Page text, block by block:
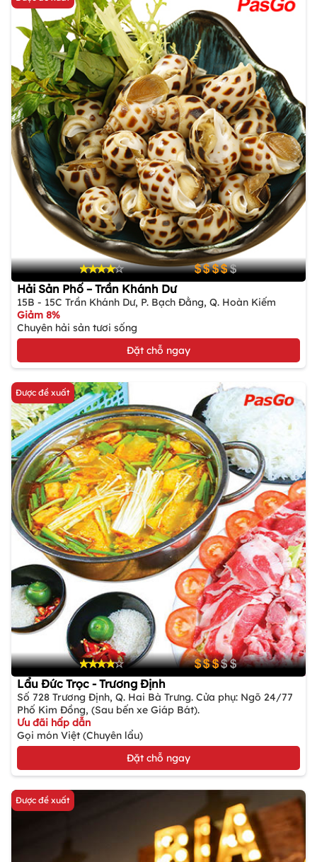
Hải Sản Phố – Trần Khánh Dư
15B - 15C Trần Khánh Dư, P. Bạch Đằng, Q. Hoàn Kiếm
Giảm 8%
Chuyên hải sản tươi sống
Đặt chỗ ngay
Được đề xuất
Lẩu Đức Trọc - Trương Định
Số 728 Trương Định, Q. Hai Bà Trưng. Cửa phụ: Ngõ 24/77
Phố Kim Đồng, (Sau bến xe Giáp Bát).
Ưu đãi hấp dẫn
Gọi món Việt (Chuyên lẩu)
Đặt chỗ ngay
Được đề xuất